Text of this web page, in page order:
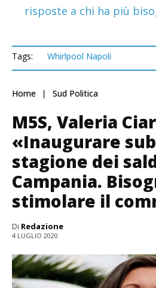
risposte a chi ha più
Tags: Whirlpool Napoli
Home Sud Politica
M5S, Valeria
«Inaugurare
stagione dei
Campania.
stimolare il
Di Redazione
4 LUGLIO 2020